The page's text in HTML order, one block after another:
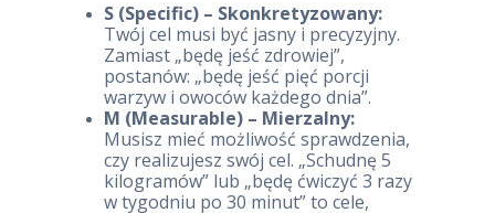
S (Specific) – Skonkretyzowany:
Twój cel musi być jasny i precyzyjny.
Zamiast „będę jeść zdrowiej”,
postanów: „będę jeść pięć porcji
warzyw i owoców każdego dnia”.
M (Measurable) – Mierzalny:
Musisz mieć możliwość sprawdzenia,
czy realizujesz swój cel. „Schudnę 5
kilogramów” lub „będę ćwiczyć 3 razy
w tygodniu po 30 minut” to cele,